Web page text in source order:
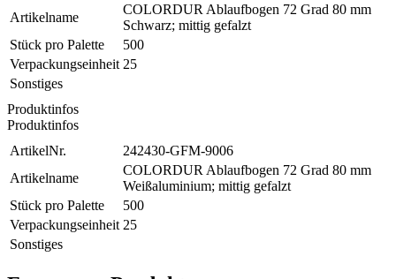
Artikelname
COLORDUR Ablaufbogen 72 Grad 80 mm
Schwarz; mittig gefalzt
Stück pro Palette
500
Verpackungseinheit 25
Sonstiges
Produktinfos
Produktinfos
ArtikelNr.
242430-GFM-9006
Artikelname
COLORDUR Ablaufbogen 72 Grad 80 mm
Weißaluminium; mittig gefalzt
Stück pro Palette
500
Verpackungseinheit 25
Sonstiges